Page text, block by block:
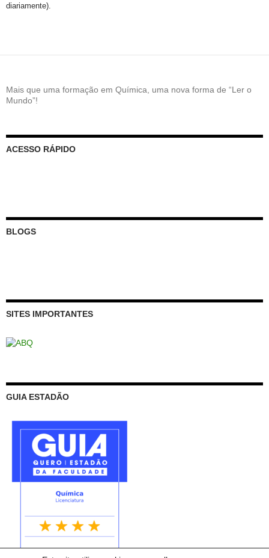
diariamente).
Mais que uma formação em Química, uma nova forma de “Ler o
Mundo”!
ACESSO RÁPIDO
BLOGS
SITES IMPORTANTES
GUIA ESTADÃO